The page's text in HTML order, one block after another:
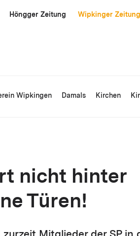
Höngger Zeitung Wipkinger Zeitung
Wipkingen Damals Kirchen
nicht hinter
Türen!